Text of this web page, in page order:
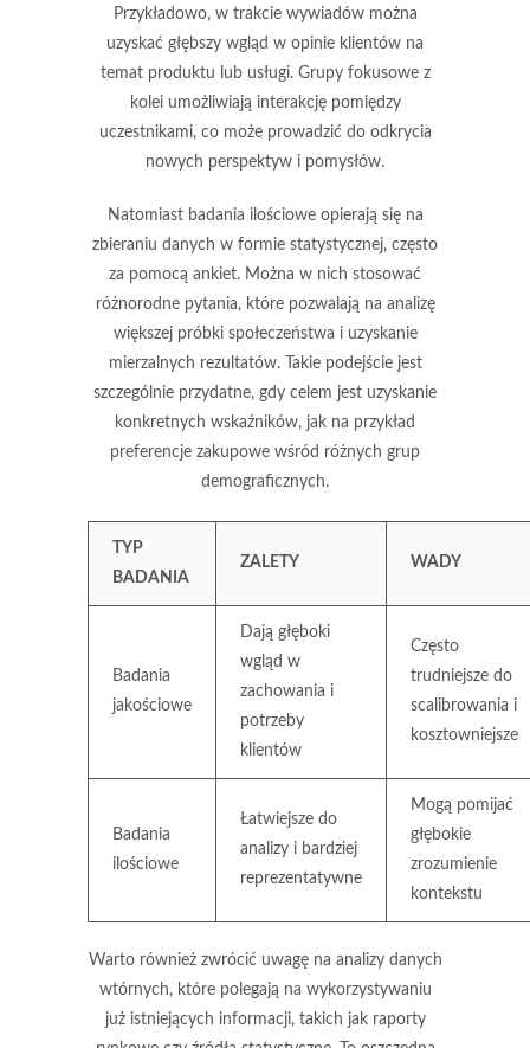
Przykładowo, w trakcie wywiadów można
uzyskać głębszy wgląd w opinie klientów na
temat produktu lub usługi. Grupy fokusowe z
kolei umożliwiają interakcję pomiędzy
uczestnikami, co może prowadzić do odkrycia
nowych perspektyw i pomysłów.
Natomiast badania ilościowe opierają się na
zbieraniu danych w formie statystycznej, często
za pomocą ankiet. Można w nich stosować
różnorodne pytania, które pozwalają na analizę
większej próbki społeczeństwa i uzyskanie
mierzalnych rezultatów. Takie podejście jest
szczególnie przydatne, gdy celem jest uzyskanie
konkretnych wskaźników, jak na przykład
preferencje zakupowe wśród różnych grup
demograficznych.
TYP
BADANIA
ZALETY WADY
Badania
jakościowe
Dają głęboki
wgląd w
zachowania i
potrzeby
klientów
Często
trudniejsze do
scalibrowania i
kosztowniejsze
Badania
ilościowe
Łatwiejsze do
analizy i bardziej
reprezentatywne
Mogą pomijać
głębokie
zrozumienie
kontekstu
Warto również zwrócić uwagę na analizy danych
wtórnych, które polegają na wykorzystywaniu
już istniejących informacji, takich jak raporty